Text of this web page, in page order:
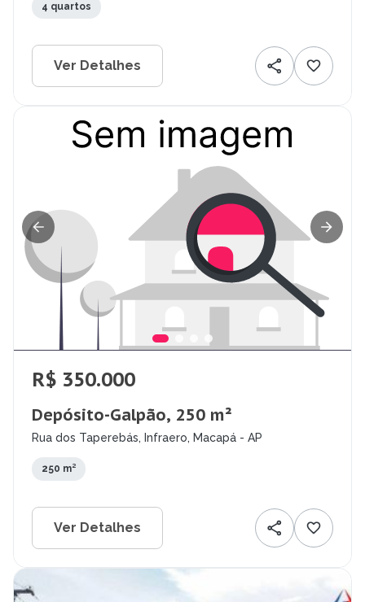
4 quartos
Ver Detalhes
R$ 350.000
Depósito-Galpão, 250 m²
Rua dos Taperebás, Infraero, Macapá - AP
250 m²
Ver Detalhes